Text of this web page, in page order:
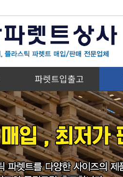
파렛트입출고